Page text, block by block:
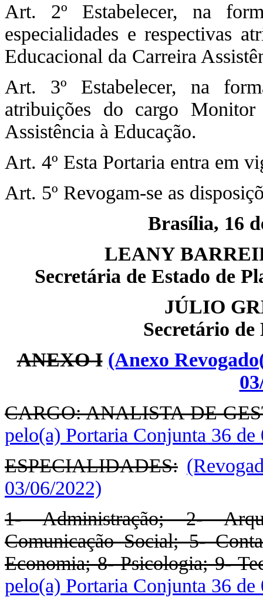
Art. 2º Estabelecer, na
especialidades e respectivas
Educacional da Carreira
Art. 3º Estabelecer, na
atribuições do cargo
Assistência à Educação.
Art. 4º Esta Portaria entra em
Art. 5º Revogam-se as
Brasília, 16
LEANY
Secretária de Estado de
JÚLIO
Secretário de
ANEXO I (Anexo
CARGO: ANALISTA DE
pelo(a) Portaria Conjunta 36 de
ESPECIALIDADES:
03/06/2022)
1- Administração; 2-
Comunicação Social; 5-
Economia; 8- Psicologia; 9-
pelo(a) Portaria Conjunta 36 de